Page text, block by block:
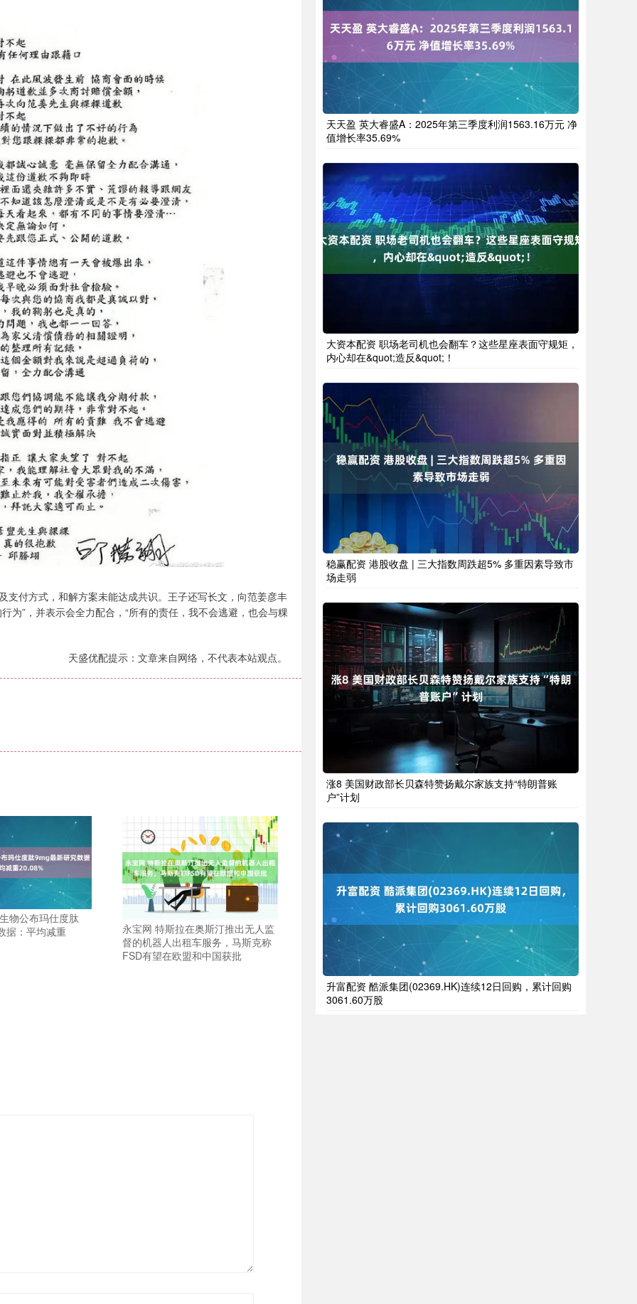
付方式，和解方案未能达成共识。王子还写长文，向范姜彦丰
为”，并表示会全力配合，“所有的责任，我不会逃避，也会与粿
天盛优配提示：文章来自网络，不代表本站观点。
物公布玛仕度肽
据：平均减重
永宝网 特斯拉在奥斯汀推出无人监
督的机器人出租车服务，马斯克称
FSD有望在欧盟和中国获批
天天盈 英大睿盛A：2025年第三季度利润1563.16万元 净
值增长率35.69%
大资本配资 职场老司机也会翻车？这些星座表面守规矩，
内心却在&quot;造反&quot;！
稳赢配资 港股收盘 | 三大指数周跌超5% 多重因素导致市
场走弱
涨8 美国财政部长贝森特赞扬戴尔家族支持“特朗普账
户”计划
升富配资 酷派集团(02369.HK)连续12日回购，累计回购
3061.60万股